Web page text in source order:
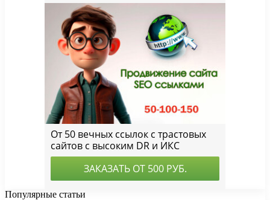
Популярные статьи